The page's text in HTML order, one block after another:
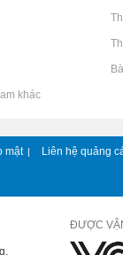
Rao vặt tại
Rao vặt tại
Rao vặt tại
khác
mật | Liên hệ quảng
ĐƯỢC